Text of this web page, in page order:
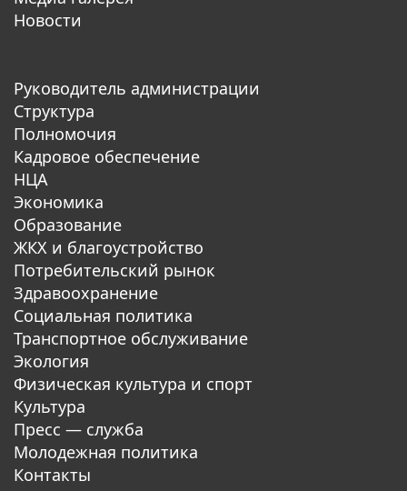
Новости
Руководитель администрации
Структура
Полномочия
Кадровое обеспечение
НЦА
Экономика
Образование
ЖКХ и благоустройство
Потребительский рынок
Здравоохранение
Социальная политика
Транспортное обслуживание
Экология
Физическая культура и спорт
Культура
Пресс — служба
Молодежная политика
Контакты